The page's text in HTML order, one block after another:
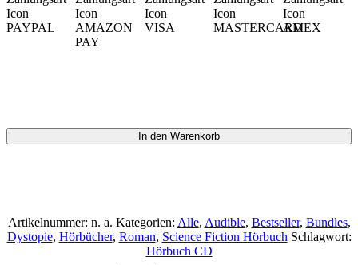
In den Warenkorb
Artikelnummer: n. a. Kategorien: Alle, Audible, Bestseller, Bundles,
Dystopie, Hörbücher, Roman, Science Fiction Hörbuch Schlagwort:
Hörbuch CD